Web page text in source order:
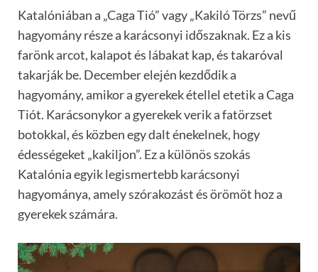
Katalóniában a „Caga Tió” vagy „Kakiló Törzs” nevű
hagyomány része a karácsonyi időszaknak. Ez a kis
farönk arcot, kalapot és lábakat kap, és takaróval
takarják be. December elején kezdődik a
hagyomány, amikor a gyerekek étellel etetik a Caga
Tiót. Karácsonykor a gyerekek verik a fatörzset
botokkal, és közben egy dalt énekelnek, hogy
édességeket „kakiljon”. Ez a különös szokás
Katalónia egyik legismertebb karácsonyi
hagyománya, amely szórakozást és örömöt hoz a
gyerekek számára.